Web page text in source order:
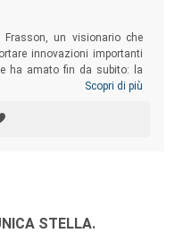
un visionario che
innovazioni importanti
ha amato fin da subito: la
umano, fatto di momenti
a viso aperto, anche
impresa, sembrava un
Scopri di più
STELLA.